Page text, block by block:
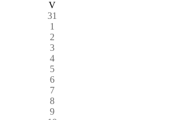
V
31
1
2
3
4
5
6
7
8
9